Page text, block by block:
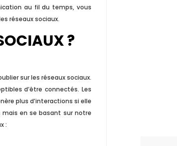
au fil du temps, vous
réseaux sociaux.
?
sur les réseaux sociaux.
d’être connectés. Les
plus d’interactions si elle
en se basant sur notre
: